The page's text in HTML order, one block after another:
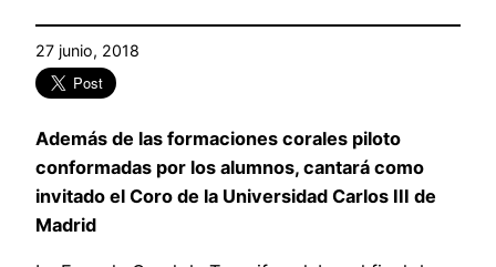
27 junio, 2018
Además de las formaciones corales piloto
conformadas por los alumnos, cantará como
invitado el Coro de la Universidad Carlos III de
Madrid